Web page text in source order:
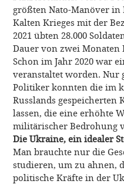
größten Nato-Manöver in
Kalten Krieges mit der
2021 übten 28.000
Dauer von zwei Monaten
Schon im Jahr 2020 war
veranstaltet worden. Nur
Politiker konnten die im
Russlands
lassen, die eine erhöhte
militärischer Bedrohung
Die Ukraine, ein idealer
Man brauchte nur die
studieren, um zu ahnen,
politische Kräfte in der